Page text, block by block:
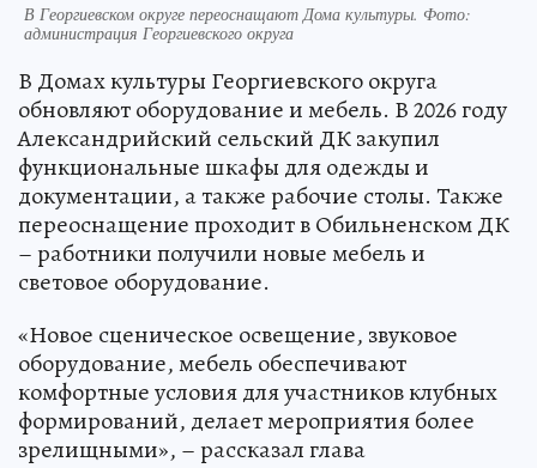
В Георгиевском округе переоснащают Дома культуры. Фото:
администрация Георгиевского округа
В Домах культуры Георгиевского округа
обновляют оборудование и мебель. В 2026 году
Александрийский сельский ДК закупил
функциональные шкафы для одежды и
документации, а также рабочие столы. Также
переоснащение проходит в Обильненском ДК
– работники получили новые мебель и
световое оборудование.
«Новое сценическое освещение, звуковое
оборудование, мебель обеспечивают
комфортные условия для участников клубных
формирований, делает мероприятия более
зрелищными», – рассказал глава